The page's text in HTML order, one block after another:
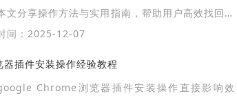
文分享操作方法与实用指南，帮助用户高效找回误
闭网页。
间：2025-12-07
插件安装操作经验教程
Chrome浏览器插件安装操作直接影响效